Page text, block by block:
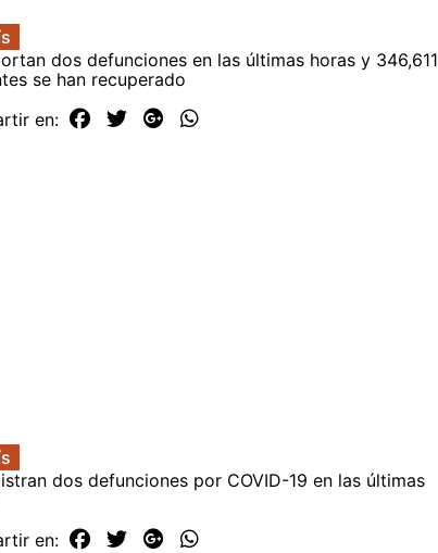
dos defunciones en las últimas horas y 346,611
se han recuperado
en:
dos defunciones por COVID-19 en las últimas
en: